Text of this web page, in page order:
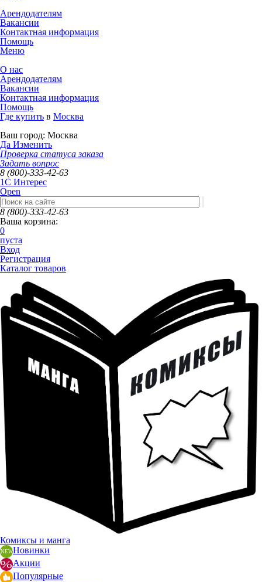
Арендодателям
Вакансии
Контактная информация
Помощь
Меню
О нас
Арендодателям
Вакансии
Контактная информация
Помощь
Где купить в Москва
Ваш город: Москва
Да Изменить
Проверка статуса заказа
Задать вопрос
8 (800)-333-42-63
1C Интерес
Open
8 (800)-333-42-63
Ваша корзина:
0
пуста
Вход
Регистрация
Каталог товаров
Комиксы и манга
Новинки
Акции
Популярные